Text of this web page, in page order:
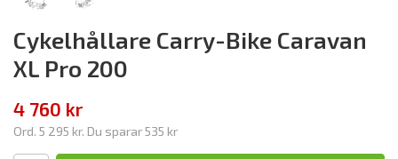
Cykelhållare Carry-Bike Caravan
XL Pro 200
4 760 kr
Ord. 5 295 kr. Du sparar 535 kr